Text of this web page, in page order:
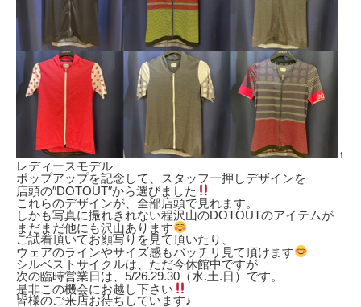
↑
レディースモデル
ポップアップを記念して、スタッフ一押しデザインを
店頭の″DOTOUT″から選びました
これらのデザインが、全部店頭で見れます。
しかも写真に撮れきれない程沢山のDOTOUTのアイテムが
まだまだ他にも沢山あります
ご試着頂いてお顔写りを見て頂いたり、
ウェアのラインやサイズ感もバッチリ見て頂けます
シルベストサイクルは、ただ今休館中ですが
次の臨時営業日は、5/26.29.30（水.土.日）です。
是非この機会にお越し下さい
皆様のご来店お待ちしています♪